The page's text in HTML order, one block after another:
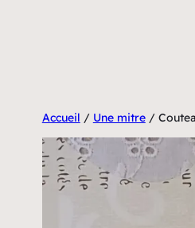
Accueil / Une mitre/